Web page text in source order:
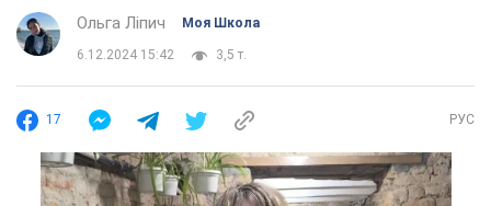
Ольга Ліпич Моя Школа
6.12.2024 15:42 3,5 т.
17 РУС